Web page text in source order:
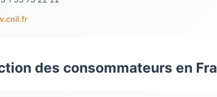
des consommateurs en